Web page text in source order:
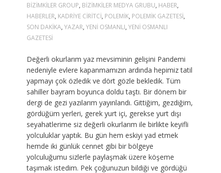
BIZIMKILER GROUP, BIZIMKILER MEDYA GRUBU, HABER,
HABERLER, KADRIYE CIRITCI, POLEMIK, POLEMIK GAZETESI,
SON DAKIKA, YAZAR, YENI OSMANLI, YENI OSMANLI
GAZETESI
Değerli okurlarım yaz mevsiminin gelişini Pandemi
nedeniyle evlere kapanmamızın ardında hepimiz tatil
yapmayı çok özledik ve dört gözle bekledik. Tüm
sahiller bayram boyunca doldu taştı. Bir dönem bir
dergi de gezi yazılarım yayınlandı. Gittiğim, gezdiğim,
gördüğüm yerleri, gerek yurt içi, gerekse yurt dışı
seyahatlerime siz değerli okurlarım ile birlikte keyifli
yolculuklar yaptık. Bu gün hem eskiyi yad etmek
hemde iki günlük cennet gibi bir bölgeye
yolculuğumu sizlerle paylaşmak üzere köşeme
taşımak istedim. Pek çoğunuzun bildiği ve gördüğü